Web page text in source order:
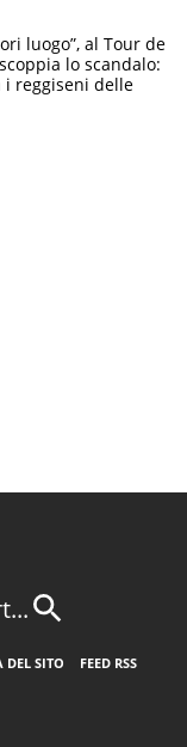
luogo”, al Tour de
lo scandalo:
reggiseni delle
DEL SITO
FEED RSS